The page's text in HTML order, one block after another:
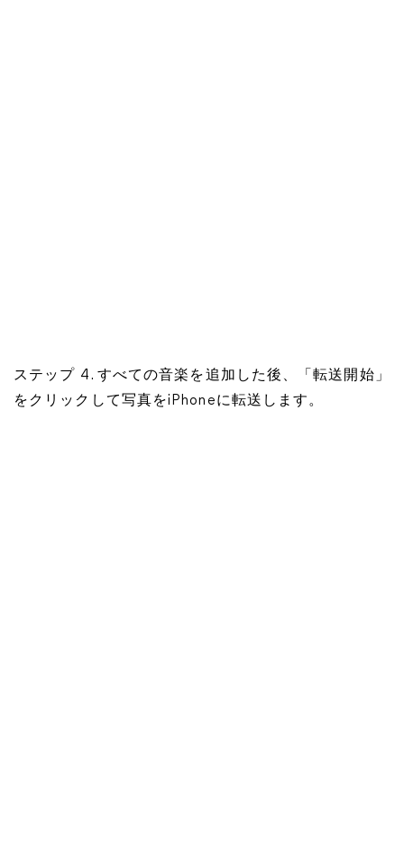
ステップ 4. すべての音楽を追加した後、「転送開始」
をクリックして写真をiPhoneに転送します。